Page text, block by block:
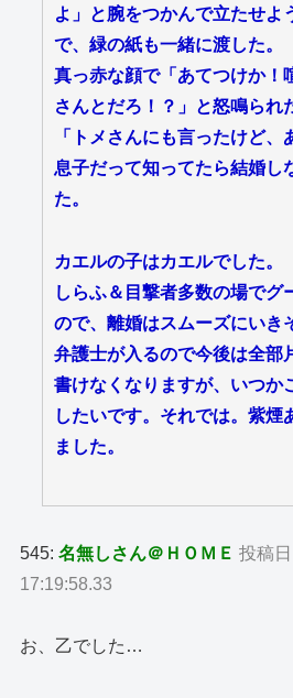
よ」と腕をつかんで立たせよ
で、緑の紙も一緒に渡した。
真っ赤な顔で「あてつけか！
さんとだろ！？」と怒鳴られ
「トメさんにも言ったけど、
息子だって知ってたら結婚し
た。
カエルの子はカエルでした。
しらふ＆目撃者多数の場でグ
ので、離婚はスムーズにいき
弁護士が入るので今後は全部
書けなくなりますが、いつか
したいです。それでは。紫煙
ました。
545:名無しさん＠ＨＯＭＥ 投稿
17:19:58.33
お、乙でした…